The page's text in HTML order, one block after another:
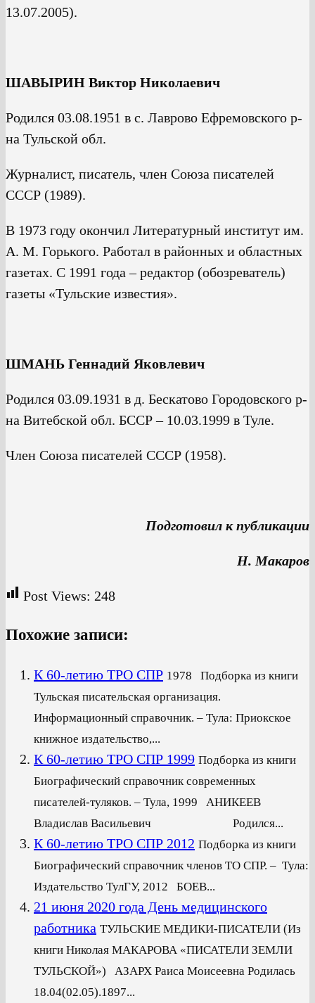
13.07.2005).
ШАВЫРИН Виктор Николаевич
Родился 03.08.1951 в с. Лаврово Ефремовского р-
на Тульской обл.
Журналист, писатель, член Союза писателей
СССР (1989).
В 1973 году окончил Литературный институт им.
А. М. Горького. Работал в районных и областных
газетах. С 1991 года – редактор (обозреватель)
газеты «Тульские известия».
ШМАНЬ Геннадий Яковлевич
Родился 03.09.1931 в д. Бескатово Городовского р-
на Витебской обл. БССР – 10.03.1999 в Туле.
Член Союза писателей СССР (1958).
Подготовил к публикации
Н. Макаров
Post Views: 248
Похожие записи:
К 60-летию ТРО СПР 1978 Подборка из книги
Тульская писательская организация.
Информационный справочник. – Тула: Приокское
книжное издательство,...
К 60-летию ТРО СПР 1999 Подборка из книги
Биографический справочник современных
писателей-туляков. – Тула, 1999 АНИКЕЕВ
Владислав Васильевич Родился...
К 60-летию ТРО СПР 2012 Подборка из книги
Биографический справочник членов ТО СПР. – Тула:
Издательство ТулГУ, 2012 БОЕВ...
21 июня 2020 года День медицинского
работника ТУЛЬСКИЕ МЕДИКИ-ПИСАТЕЛИ (Из
книги Николая МАКАРОВА «ПИСАТЕЛИ ЗЕМЛИ
ТУЛЬСКОЙ») АЗАРХ Раиса Моисеевна Родилась
18.04(02.05).1897...